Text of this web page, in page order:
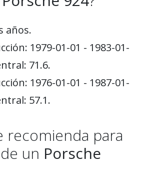
años.
1979-01-01 - 1983-01-
71.6.
1976-01-01 - 1987-01-
57.1.
recomienda para
un Porsche